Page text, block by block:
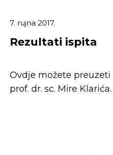
7. rujna 2017.
Rezultati ispita
Ovdje možete
prof. dr. sc. Mire Klarića.